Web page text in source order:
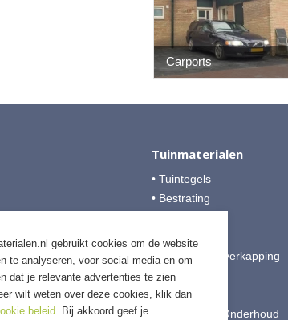
Carports
Tuinmaterialen
• Tuintegels
• Bestrating
• Tuinhout
• Tuinhuis & Overkapping
• Verlichting
• Accessoires
• Afwerking & Onderhoud
gebruikt cookies om de website
te analyseren, voor social media en om
dat je relevante advertenties te zien
wilt weten over deze cookies, klik dan
beleid. Bij akkoord geef je